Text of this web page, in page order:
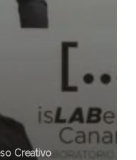
Creativo